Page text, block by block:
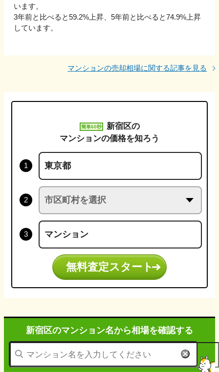
います。
3年前と比べると59.2%上昇 5年前と比べると74.9%上昇
しています。
マンションの売却相場に関する記事を見る
簡単60秒 新宿区の
マンションの価格を知ろう
無料査定スタート
新宿区のマンション名から相場を確認する